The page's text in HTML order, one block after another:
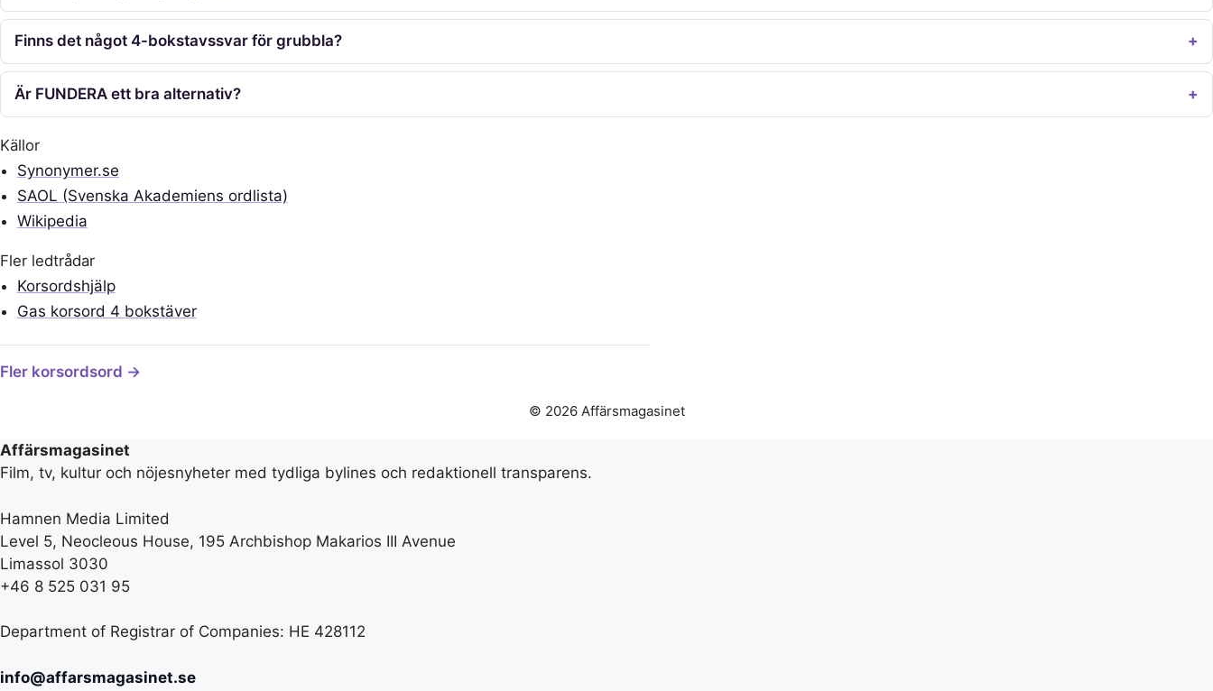
Finns det något 4-bokstavssvar för grubbla?
Är FUNDERA ett bra alternativ?
Källor
Synonymer.se
SAOL (Svenska Akademiens ordlista)
Wikipedia
Fler ledtrådar
Korsordshjälp
Gas korsord 4 bokstäver
Fler korsordsord →
© 2026 Affärsmagasinet
Affärsmagasinet
Film, tv, kultur och nöjesnyheter med tydliga bylines och redaktionell transparens.
Hamnen Media Limited
Level 5, Neocleous House, 195 Archbishop Makarios III Avenue
Limassol 3030
+46 8 525 031 95
Department of Registrar of Companies: HE 428112
info@affarsmagasinet.se